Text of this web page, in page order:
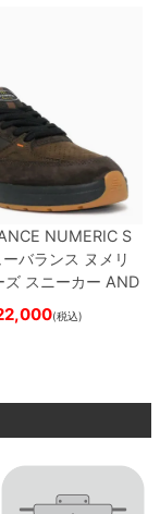
NUMERIC S
ーバランス ヌメリ
ズ スニーカー AND
933
BLACKスケート
(税込)